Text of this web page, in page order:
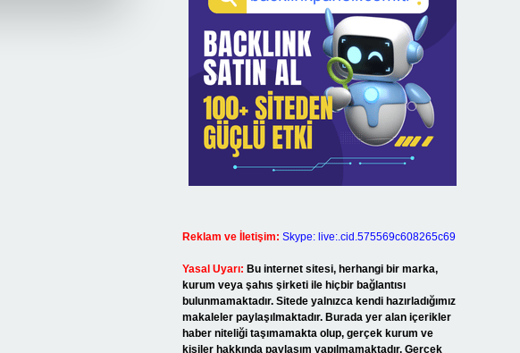
Reklam ve İletişim: Skype: live:.cid.575569c608265c69
Yasal Uyarı: Bu internet sitesi, herhangi bir marka,
kurum veya şahıs şirketi ile hiçbir bağlantısı
bulunmamaktadır. Sitede yalnızca kendi hazırladığımız
makaleler paylaşılmaktadır. Burada yer alan içerikler
haber niteliği taşımamakta olup, gerçek kurum ve
kişiler hakkında paylaşım yapılmamaktadır. Gerçek